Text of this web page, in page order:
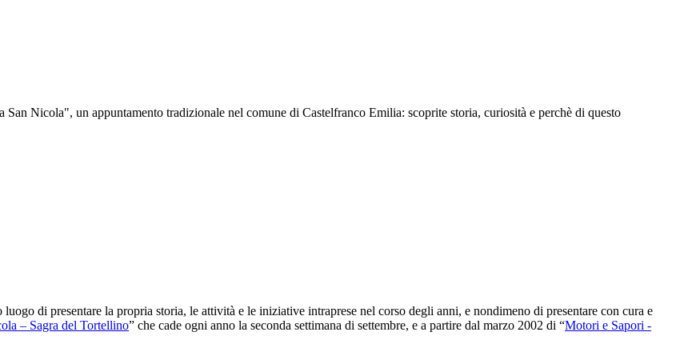
Nicola", un appuntamento tradizionale nel comune di Castelfranco Emilia: scoprite storia, curiosità e perchè di questo
di presentare la propria storia, le attività e le iniziative intraprese nel corso degli anni, e nondimeno di presentare con cura e
– Sagra del Tortellino” che cade ogni anno la seconda settimana di settembre, e a partire dal marzo 2002 di “Motori e Sapori -